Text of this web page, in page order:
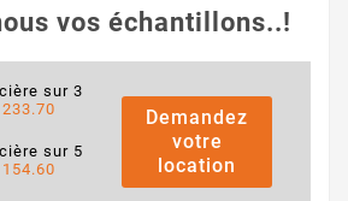
vos échantillons..!
sur 3
233.70
sur 5
154.60
Demandez
votre
location